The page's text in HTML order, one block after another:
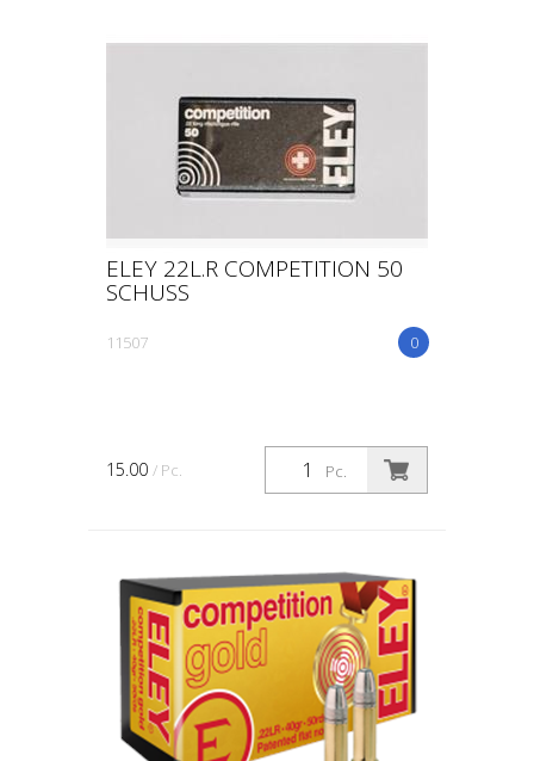
ELEY 22L.R COMPETITION 50
SCHUSS
0
11507
Pc.
15.00 / Pc.